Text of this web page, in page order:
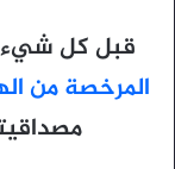
قبل كل
المرخصة من